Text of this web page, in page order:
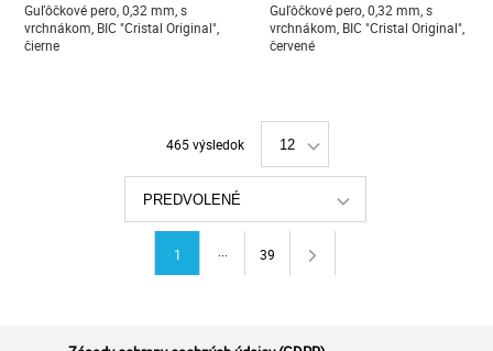
Guľôčkové pero, 0,32 mm, s
vrchnákom, BIC "Cristal Original",
čierne
Guľôčkové pero, 0,32 mm, s
vrchnákom, BIC "Cristal Original",
červené
465 výsledok 12
PREDVOLENÉ
1 39